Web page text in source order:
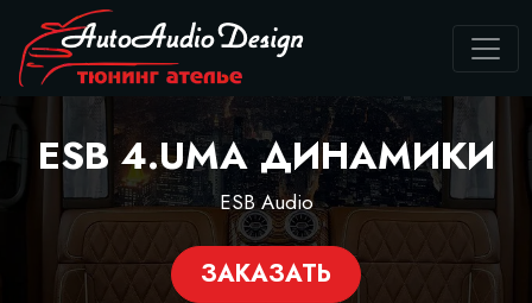
ESB 4.UMA ДИНАМИКИ
ESB Audio
ЗАКАЗАТЬ